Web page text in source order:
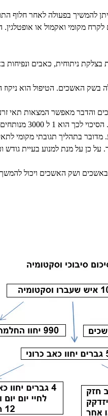
מקומי ואקמול או אופטלגין.
ניתוחית, כאבים
בהצטברות דם גדולה בשק
1 ל 3000 מנותחים.
על מנת למנוע בעיית גודש
ושק האשכים ויכול